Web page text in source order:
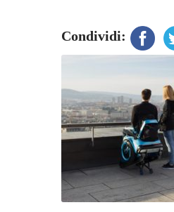
Condividi: